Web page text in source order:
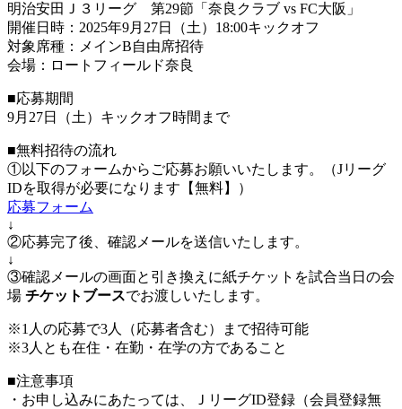
明治安田Ｊ３リーグ 第29節「奈良クラブ vs FC大阪」
開催日時：2025年9月27日（土）18:00キックオフ
対象席種：メインB自由席招待
会場：ロートフィールド奈良
■応募期間
9月27日（土）キックオフ時間まで
■無料招待の流れ
①以下のフォームからご応募お願いいたします。（Jリーグ
IDを取得が必要になります【無料】）
応募フォーム
↓
②応募完了後、確認メールを送信いたします。
↓
③確認メールの画面と引き換えに紙チケットを試合当日の会
場 チケットブースでお渡しいたします。
※1人の応募で3人（応募者含む）まで招待可能
※3人とも在住・在勤・在学の方であること
■注意事項
・お申し込みにあたっては、ＪリーグID登録（会員登録無